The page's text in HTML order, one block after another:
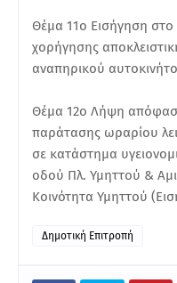
Θέμα 11ο Εισήγηση
χορήγησης
αναπηρικού
Θέμα 12ο Λήψη
παράτασης ωραρίου
σε κατάστημα
οδού Πλ. Υμηττού &
Κοινότητα Υμηττού
Δημοτική Επιτροπή